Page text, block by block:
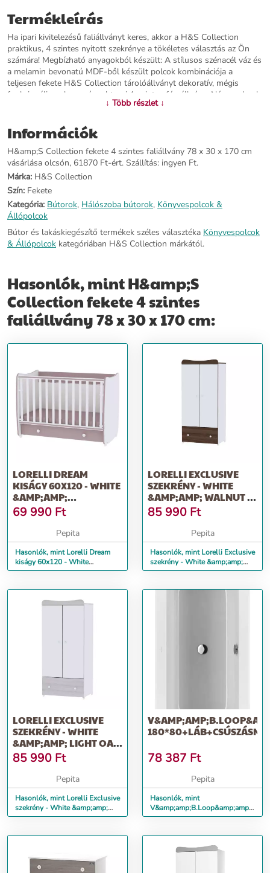
Termékleírás
Ha ipari kivitelezésű faliállványt keres, akkor a H&S Collection
praktikus, 4 szintes nyitott szekrénye a tökéletes választás az Ön
számára! Megbízható anyagokból készült: A stílusos szénacél váz és
a melamin bevonatú MDF-ből készült polcok kombinációja a
teljesen fekete H&S Collection tárolóállványt dekoratív, mégis
funkcionális polcegységgel teszi.4-szintes fémállvány: Négy polccal
ez a szabadon álló polc könyvespolcként, dekorációs vitrinként és
Tárelválasztóként is funkcionál, így a tárolóállvány ideális választás
otthonába, irodájába vagy bármely más lakóhelyiségbe.Színe:
feketeVáz anyaga: szénacélAsztallap anyaga: melamin bevonatú
MDFMérete: 78 x 30 x 170 cm (Szé x Mé x Ma)4 szintes fém
faliállványMax. terhelhetőség: 7,5 kgFémcső mérete: 13
mmKönnyen összeszerelhető
További információ>>
↓ Több részlet ↓
Információk
H&amp;S Collection fekete 4 szintes faliállvány 78 x 30 x 170 cm
vásárlása olcsón, 61870 Ft-ért. Szállítás: ingyen Ft.
Márka: H&S Collection
Szín: Fekete
Kategória: Bútorok, Hálószoba bútorok, Könyvespolcok &
Állópolcok
Bútor és lakáskiegészítő termékek széles választéka Könyvespolcok
& Állópolcok kategóriában H&S Collection márkától.
Hasonlók, mint H&amp;S
Collection fekete 4 szintes
faliállvány 78 x 30 x 170 cm:
LORELLI DREAM
KISÁGY 60X120 - WHITE
&AMP;AMP;
CAPPUCCINO / FEHÉR
&AMP;AMP...
69 990 Ft
Pepita
Hasonlók, mint Lorelli Dream
kiságy 60x120 - White
&amp;amp; Cappuccino / Fehér
LORELLI EXCLUSIVE
SZEKRÉNY - WHITE
&AMP;AMP; WALNUT /
FEHÉR &AMP;AMP; DIÓ
85 990 Ft
Pepita
Hasonlók, mint Lorelli Exclusive
szekrény - White &amp;amp;
Walnut / Fehér &amp;amp; Dió
LORELLI EXCLUSIVE
SZEKRÉNY - WHITE
&AMP;AMP; LIGHT OAK
/ FEHÉR &AMP;AMP;...
85 990 Ft
Pepita
Hasonlók, mint Lorelli Exclusive
szekrény - White &amp;amp;
Light Oak / Fehér &amp;amp;...
78 387 Ft
Pepita
Hasonlók, mint
V&amp;amp;B.Loop&amp;amp;Fr.kád
180*80+láb+csúszásment.